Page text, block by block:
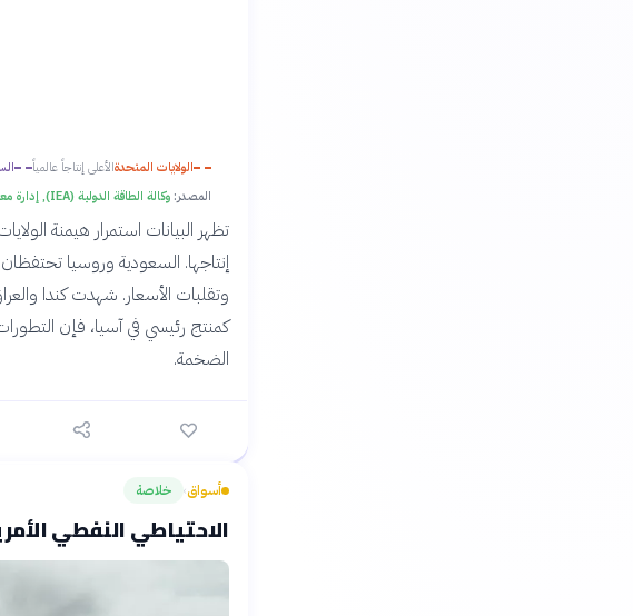
الولايات المتحدةالأعلى إنتاجاً عالمياً
المصدر: وكالة الطاقة الدولية (IEA), إدارة معلومات الطاقة الأمريكية (EIA)
تظهر البيانات استمرار هيمنة
إنتاجها. السعودية وروسيا
وتقلبات الأسعار. شهدت كندا
كمنتج رئيسي في آسيا، فإن
الضخمة.
أسواق› خلاصة
الاحتياطي النفطي